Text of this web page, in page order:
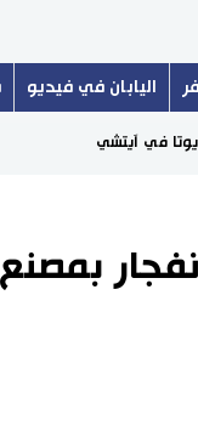
اليابان في فيديو
في آيتشي
بمصنع